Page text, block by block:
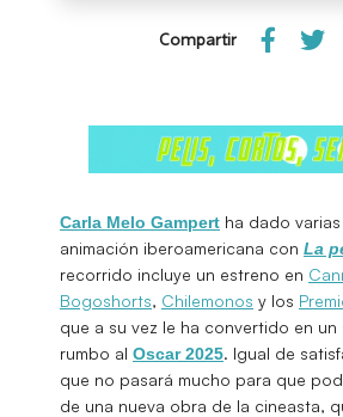
Compartir
Carla Melo Gampert ha dado
animación iberoamericana con La
recorrido incluye un estreno en
Bogoshorts, Chilemonos y los
que a su vez le ha convertido en un
rumbo al Oscar 2025. Igual de
que no pasará mucho para que
de una nueva obra de la cineasta,